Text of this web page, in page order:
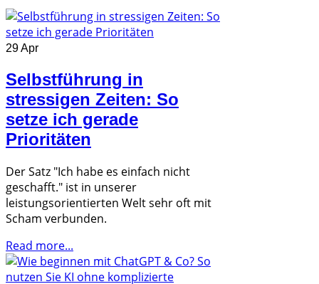
29 Apr
Selbstführung in
stressigen Zeiten: So
setze ich gerade
Prioritäten
Der Satz "Ich habe es einfach nicht
geschafft." ist in unserer
leistungsorientierten Welt sehr oft mit
Scham verbunden.
Read more...